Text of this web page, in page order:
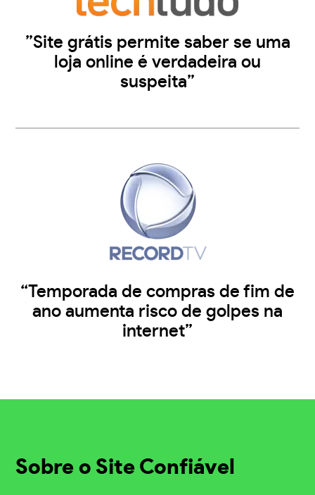
”Site grátis permite saber se uma
loja online é verdadeira ou
suspeita”
“Temporada de compras de fim de
ano aumenta risco de golpes na
internet”
Sobre o Site Confiável